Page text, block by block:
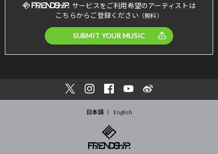
サービスをご利用希望のアーティストは
こちらからご登録ください （無料）
SUBMIT YOUR MUSIC
日本語 English